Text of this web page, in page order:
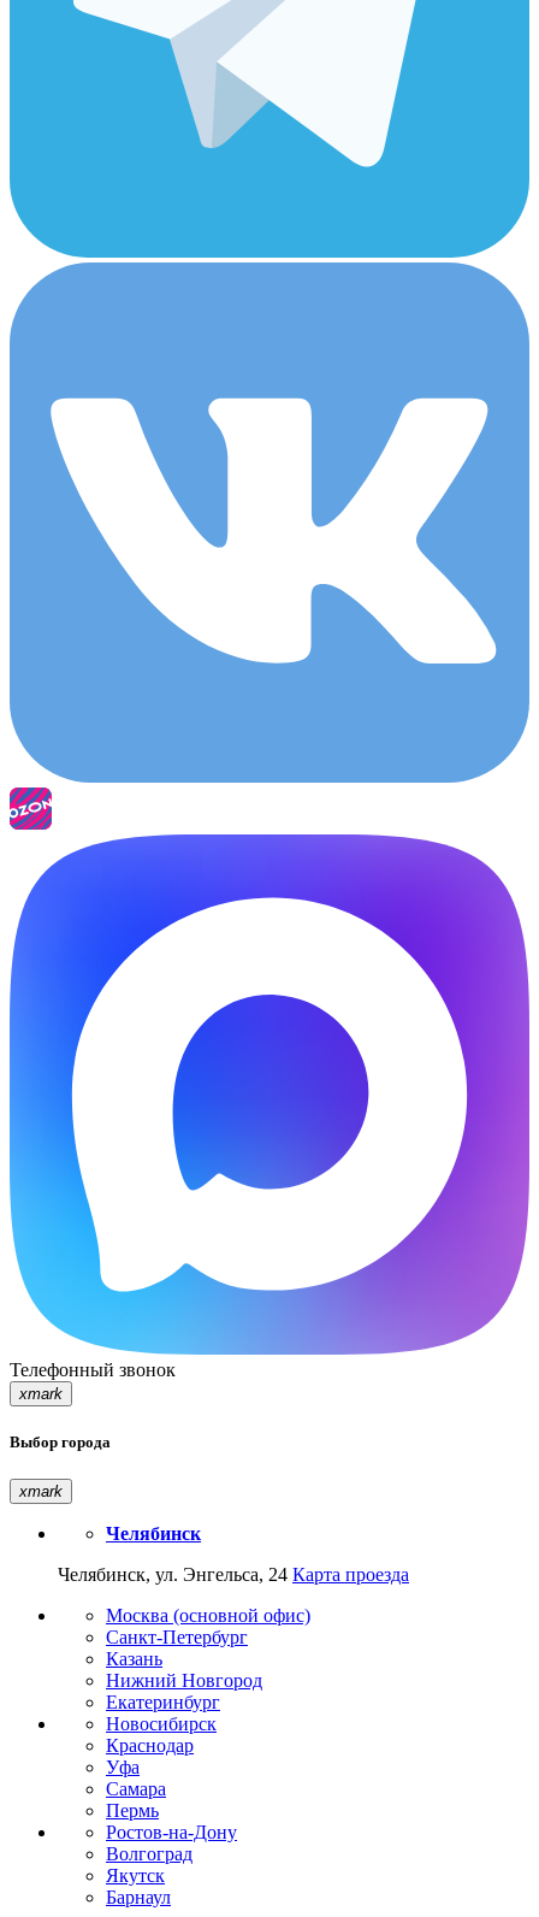
Телефонный звонок
xmark
Выбор города
xmark
Челябинск
Челябинск, ул. Энгельса, 24 Карта проезда
Москва (основной офис)
Санкт-Петербург
Казань
Нижний Новгород
Екатеринбург
Новосибирск
Краснодар
Уфа
Самара
Пермь
Ростов-на-Дону
Волгоград
Якутск
Барнаул